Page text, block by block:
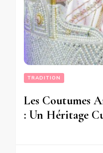
TRADITION
Les Coutumes
: Un Héritage